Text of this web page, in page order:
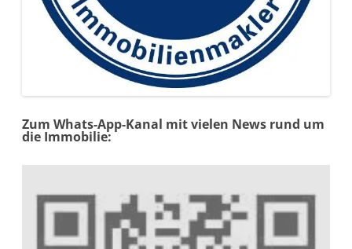
Zum Whats-App-Kanal mit vielen News rund um
die Immobilie: